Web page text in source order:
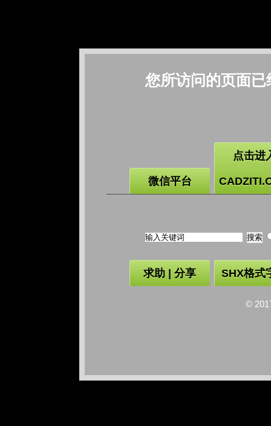
您所访问的页面
微信平台
点击进
求助 | 分享 SHX格式
©